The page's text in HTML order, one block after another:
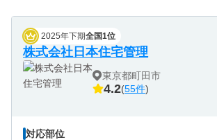
2025年下期全国1位
株式会社日本住宅管理
東京都町田市
4.2(55件)
対応部位